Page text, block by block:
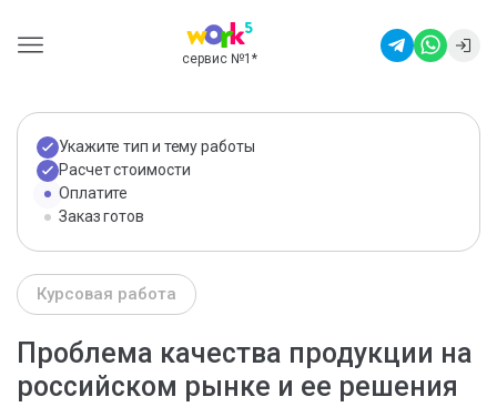
сервис №1 *
Укажите тип и тему работы
Расчет стоимости
Оплатите
Заказ готов
Курсовая работа
Проблема качества продукции на
российском рынке и ее решения